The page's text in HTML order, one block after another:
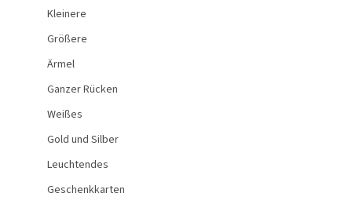
Kleinere
Größere
Ärmel
Ganzer Rücken
Weißes
Gold und Silber
Leuchtendes
Geschenkkarten